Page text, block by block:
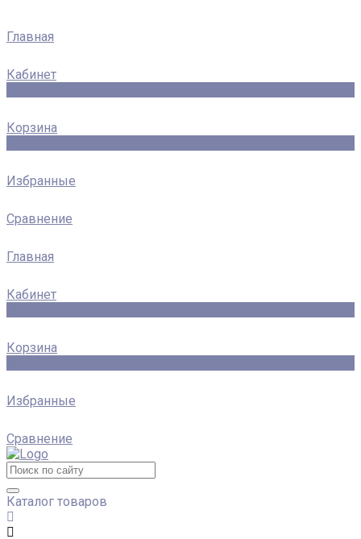
Главная
Кабинет
Корзина
Избранные
Сравнение
Главная
Кабинет
Корзина
Избранные
Сравнение
Каталог товаров